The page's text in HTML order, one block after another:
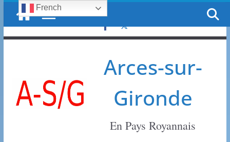
Passer
contenu
vendredi, 7 août, 2026
Arces-sur-
Gironde
En Pays Royannais
French